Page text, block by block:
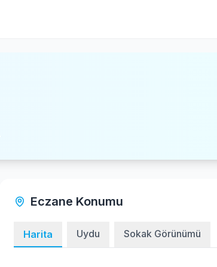
Eczane Konumu
Harita Uydu Sokak Görünümü